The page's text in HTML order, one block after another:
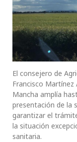
El consejero de
Francisco
Mancha amplía
presentación de la
garantizar el
la situación
sanitaria.